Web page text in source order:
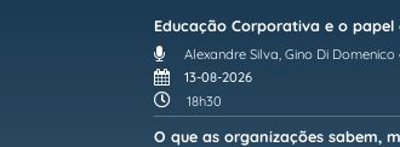
Educação Corporativa e o
Alexandre Silva, Gino Di
13-08-2026
18h30
O que as organizações sabem,